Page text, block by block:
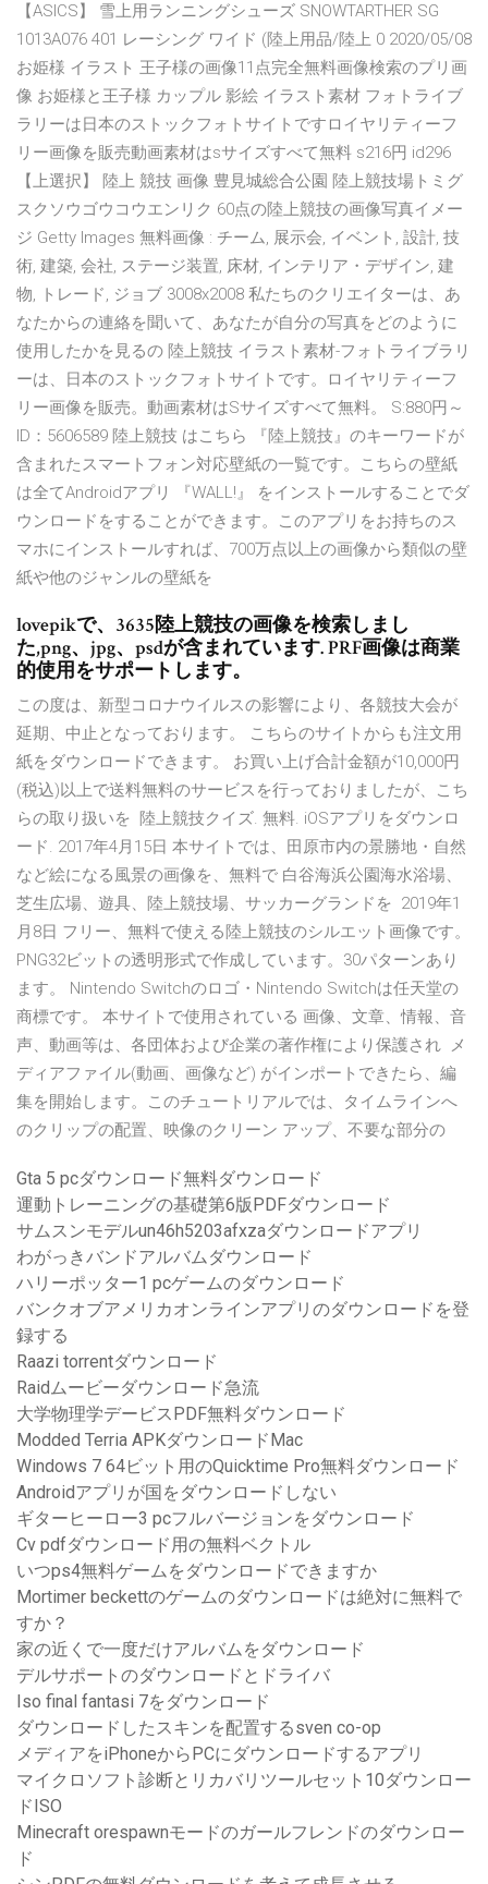
【ASICS】 雪上用ランニングシューズ SNOWTARTHER SG
1013A076 401 レーシング ワイド (陸上用品/陸上 0 2020/05/08
お姫様 イラスト 王子様の画像11点完全無料画像検索のプリ画
像 お姫様と王子様 カップル 影絵 イラスト素材 フォトライブ
ラリーは日本のストックフォトサイトですロイヤリティーフ
リー画像を販売動画素材はsサイズすべて無料 s216円 id296
【上選択】 陸上 競技 画像 豊見城総合公園 陸上競技場トミグ
スクソウゴウコウエンリク 60点の陸上競技の画像写真イメー
ジ Getty Images 無料画像 : チーム, 展示会, イベント, 設計, 技
術, 建築, 会社, ステージ装置, 床材, インテリア・デザイン, 建
物, トレード, ジョブ 3008x2008 私たちのクリエイターは、あ
なたからの連絡を聞いて、あなたが自分の写真をどのように
使用したかを見るの 陸上競技 イラスト素材-フォトライブラリ
ーは、日本のストックフォトサイトです。ロイヤリティーフ
リー画像を販売。動画素材はSサイズすべて無料。 S:880円～
ID：5606589 陸上競技 はこちら 『陸上競技』のキーワードが
含まれたスマートフォン対応壁紙の一覧です。こちらの壁紙
は全てAndroidアプリ 『WALL!』 をインストールすることでダ
ウンロードをすることができます。このアプリをお持ちのス
マホにインストールすれば、700万点以上の画像から類似の壁
紙や他のジャンルの壁紙を
lovepikで、3635陸上競技の画像を検索しまし
た,png、jpg、psdが含まれています. PRF画像は商業
的使用をサポートします。
この度は、新型コロナウイルスの影響により、各競技大会が
延期、中止となっております。 こちらのサイトからも注文用
紙をダウンロードできます。 お買い上げ合計金額が10,000円
(税込)以上で送料無料のサービスを行っておりましたが、こち
らの取り扱いを 陸上競技クイズ. 無料. iOSアプリをダウンロ
ード. 2017年4月15日 本サイトでは、田原市内の景勝地・自然
など絵になる風景の画像を、無料で 白谷海浜公園海水浴場、
芝生広場、遊具、陸上競技場、サッカーグランドを 2019年1
月8日 フリー、無料で使える陸上競技のシルエット画像です。
PNG32ビットの透明形式で作成しています。30パターンあり
ます。 Nintendo Switchのロゴ・Nintendo Switchは任天堂の
商標です。 本サイトで使用されている 画像、文章、情報、音
声、動画等は、各団体および企業の著作権により保護され メ
ディアファイル(動画、画像など) がインポートできたら、編
集を開始します。このチュートリアルでは、タイムラインへ
のクリップの配置、映像のクリーン アップ、不要な部分の
Gta 5 pcダウンロード無料ダウンロード
運動トレーニングの基礎第6版PDFダウンロード
サムスンモデルun46h5203afxzaダウンロードアプリ
わがっきバンドアルバムダウンロード
ハリーポッター1 pcゲームのダウンロード
バンクオブアメリカオンラインアプリのダウンロードを登
録する
Raazi torrentダウンロード
Raidムービーダウンロード急流
大学物理学デービスPDF無料ダウンロード
Modded Terria APKダウンロードMac
Windows 7 64ビット用のQuicktime Pro無料ダウンロード
Androidアプリが国をダウンロードしない
ギターヒーロー3 pcフルバージョンをダウンロード
Cv pdfダウンロード用の無料ベクトル
いつps4無料ゲームをダウンロードできますか
Mortimer beckettのゲームのダウンロードは絶対に無料で
すか？
家の近くで一度だけアルバムをダウンロード
デルサポートのダウンロードとドライバ
Iso final fantasi 7をダウンロード
ダウンロードしたスキンを配置するsven co-op
メディアをiPhoneからPCにダウンロードするアプリ
マイクロソフト診断とリカバリツールセット10ダウンロー
ドISO
Minecraft orespawnモードのガールフレンドのダウンロー
ド